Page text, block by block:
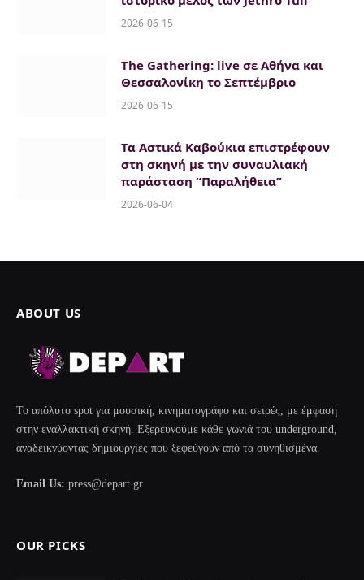
2026-06-15
The Gathering: live σε Αθήνα και
Θεσσαλονίκη το Σεπτέμβριο
2026-06-15
Τα Αστικά Καβούκια επιστρέφουν
στη σκηνή με την συναυλιακή
παράσταση “Παραλήθεια”
2026-06-04
ABOUT US
Το απόλυτο spot για μουσική, κινηματογράφο και σειρές, με έμφαση
στην εναλλακτική σκηνή. Εξερευνούμε κάθε γωνιά του underground,
αναδεικνύοντας δημιουργίες που ξεφεύγουν από τα συνηθισμένα.
Email Us: press@depart.gr
OUR PICKS